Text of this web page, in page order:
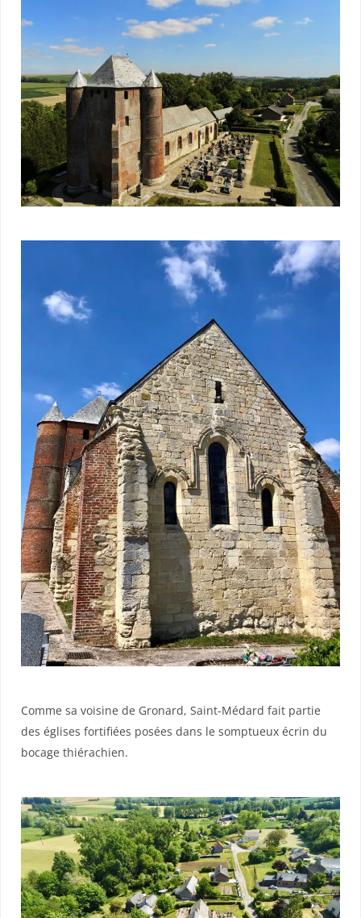
Comme sa voisine de Gronard, Saint-Médard fait partie
des églises fortifiées posées dans le somptueux écrin du
bocage thiérachien.